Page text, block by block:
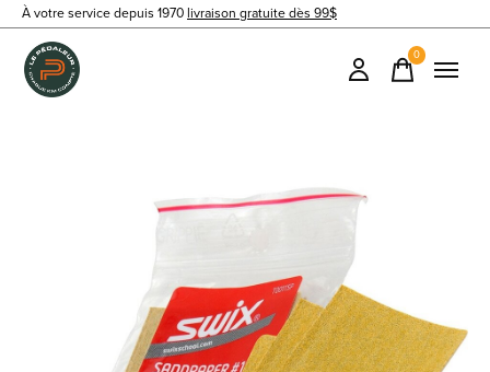
À votre service depuis 1970 livraison gratuite dès 99$
0items